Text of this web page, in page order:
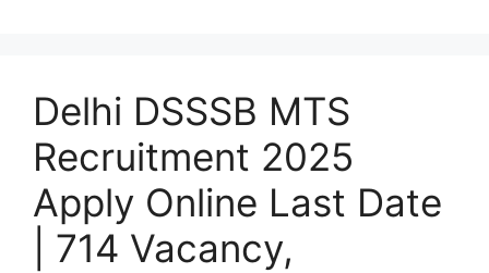
Delhi DSSSB MTS
Recruitment 2025
Apply Online Last Date
| 714 Vacancy,